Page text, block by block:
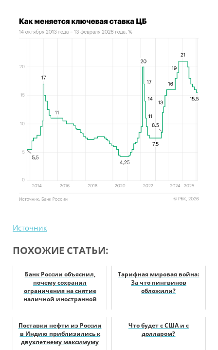
Источник
ПОХОЖИЕ СТАТЬИ:
Банк России объяснил,
почему сохранил
ограничения на снятие
наличной иностранной
Тарифная мировая война:
За что пингвинов
обложили?
Поставки нефти из России
в Индию приблизились к
двухлетнему максимуму
Что будет с США и с
долларом?